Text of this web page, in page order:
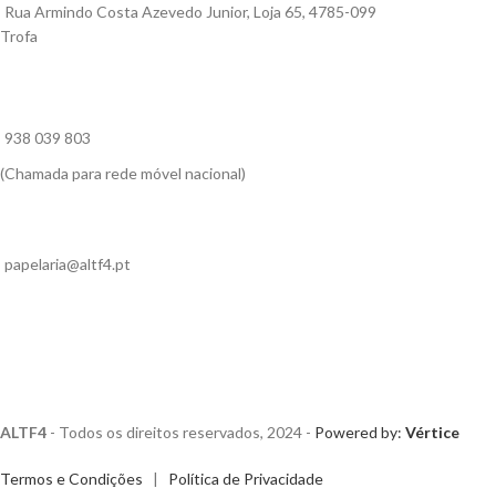
Rua Armindo Costa Azevedo Junior, Loja 65, 4785-099
Trofa
938 039 803
(Chamada para rede móvel nacional)
papelaria@altf4.pt
ALTF4 - Todos os direitos reservados, 2024 - Powered by: Vértice
Termos e Condições | Política de Privacidade